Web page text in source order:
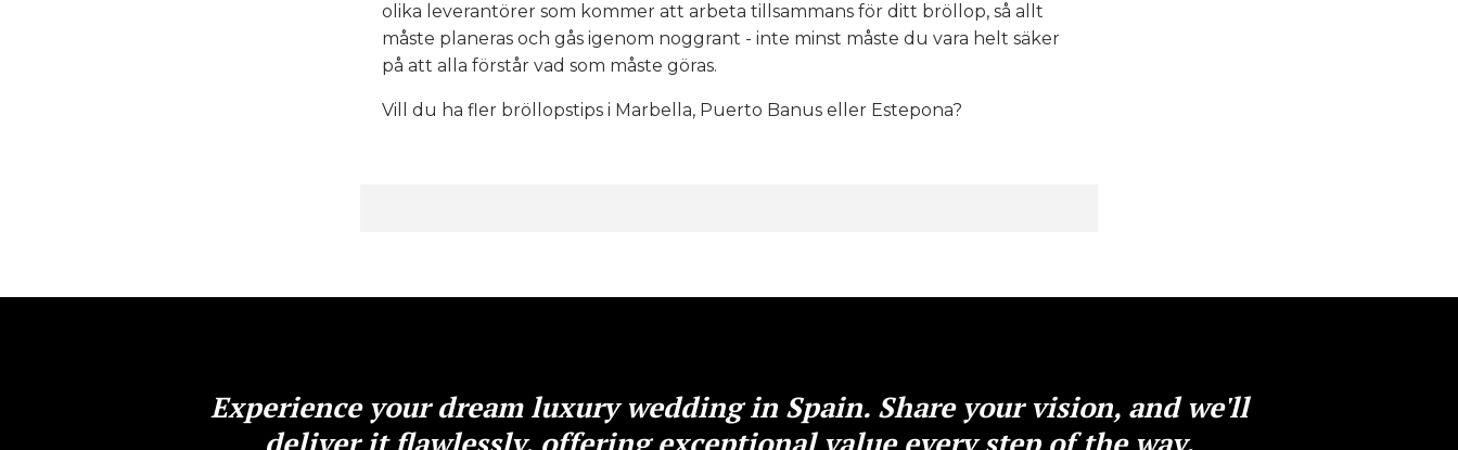
olika leverantörer som kommer att arbeta tillsammans för ditt bröllop, så allt
måste planeras och gås igenom noggrant - inte minst måste du vara helt säker
på att alla förstår vad som måste göras.
Vill du ha fler bröllopstips i Marbella, Puerto Banus eller Estepona?
Experience your dream luxury wedding in Spain. Share your vision, and we'll
deliver it flawlessly, offering exceptional value every step of the way.